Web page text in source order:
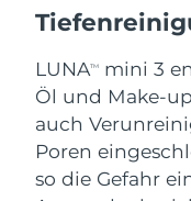
LUNATM
mini 3
Öl und Make-
auch
Poren
so die Gefahr
Katar
Réunion
Rumänien
Russland